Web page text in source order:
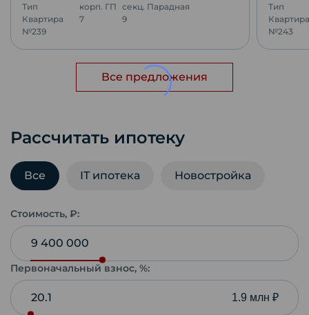
Тип
Квартира
корп. ГП
7
секц. Парадная
9
№239
Тип
Квартира
№243
Все предложения
Рассчитать ипотеку
Все IT ипотека Новостройка
Стоимость, ₽:
Первоначальный взнос, %:
1.9 млн ₽